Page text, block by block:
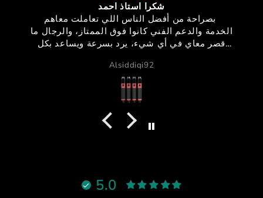
شكرا استاذ احمد
بصراحة من أفضل الناس اللي تعاملت معاهم
الخدمة والدعم الفني كانوا فوق الممتاز،
قصر معاي في أي شيء، يرد بسرعة
أما الموشن والأكتويترز فشيء خرافي 🔥
نادراً تحصل شخص يجمع بين الأخلاق، الدعم
والمنتج الممتاز بنفس الوقت، لكن هذا
يستاهل كل التقدير والاحترام
5.0